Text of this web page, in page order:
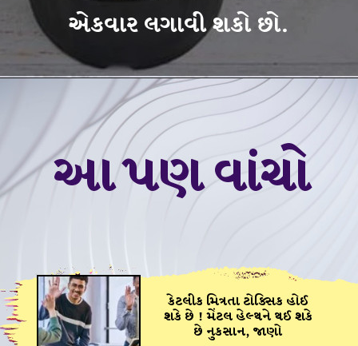
WhatsApp એ લોન્ચ
કર્યું ચેટ ફિલ્ટર, ચેટ જોવા
માટે સ્ક્રોલ કરવું નહીં પડે
આ પણ વાંચો
કેટલીક મિત્રતા ટોક્સિક હોઈ
શકે છે ! મેંટલ હેલ્થને થઈ શકે
છે નુકસાન, જાણો
આ પણ વાંચો